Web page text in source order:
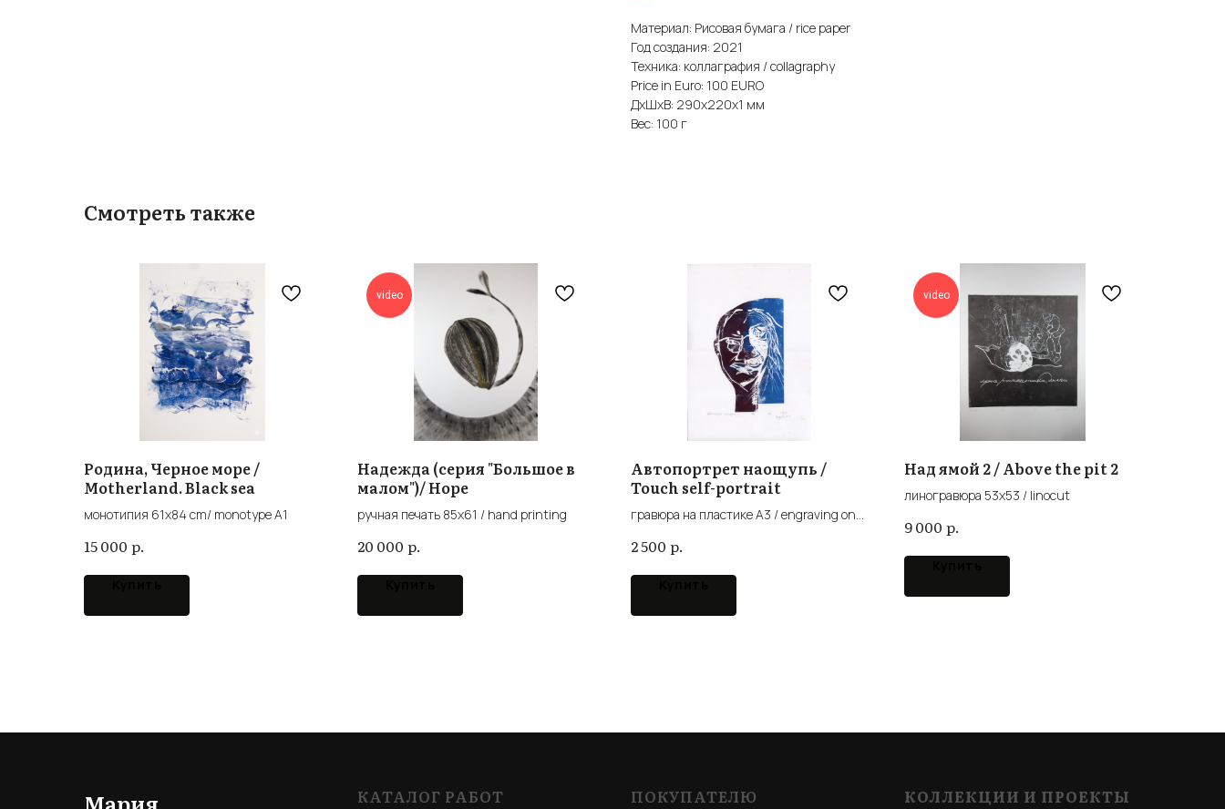
Материал: Рисовая бумага / rice paper
Год создания: 2021
Техника: коллаграфия / collagraphy
Price in Euro: 100 EURO
ДxШxВ: 290x220x1 мм
Вес: 100 г
Смотреть также
Родина, Черное море /
Motherland. Black sea
монотипия 61х84 cm/ monotype A1
15 000 р.
video
Надежда (серия "Большое в
малом")/ Hope
ручная печать 85x61 / hand printing
20 000 р.
Автопортрет наощупь /
Touch self-portrait
гравюра на пластике А3 / engraving on
2 500 р.
video
Над ямой 2 / Above the pit 2
линогравюра 53х53 / linocut
9 000 р.
КАТАЛОГ РАБОТ ПОКУПАТЕЛЮ КОЛЛЕКЦИИ И ПРОЕКТЫ